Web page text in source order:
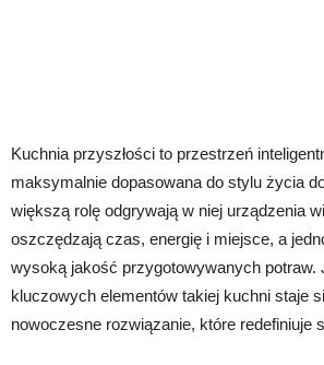
Kuchnia przyszłości to przestrzeń
maksymalnie dopasowana do stylu życia
większą rolę odgrywają w niej urządzenia
oszczędzają czas, energię i miejsce, a
wysoką jakość przygotowywanych potraw.
kluczowych elementów takiej kuchni staje
nowoczesne rozwiązanie, które redefiniuje